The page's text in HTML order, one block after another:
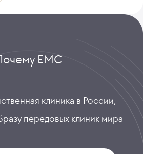
ЕМС
клиника в России,
передовых клиник мира